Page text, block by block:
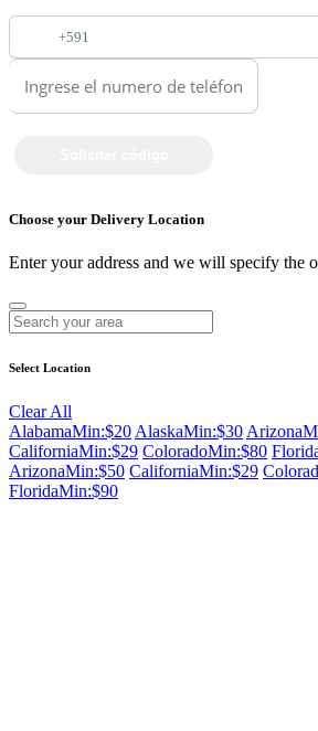
+591
Choose your Delivery Location
Enter your address and we will specify the
Select Location
Clear All
AlabamaMin:$20 AlaskaMin:$30 Arizona
CaliforniaMin:$29 ColoradoMin:$80
ArizonaMin:$50 CaliforniaMin:$29
FloridaMin:$90